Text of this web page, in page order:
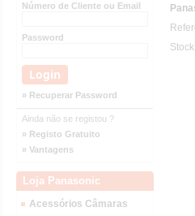
Número de Cliente ou Email
Password
» Recuperar Password
Ainda não se registou ?
» Registo Gratuito
» Vantagens
Loja Panasonic
Acessórios Câmaras